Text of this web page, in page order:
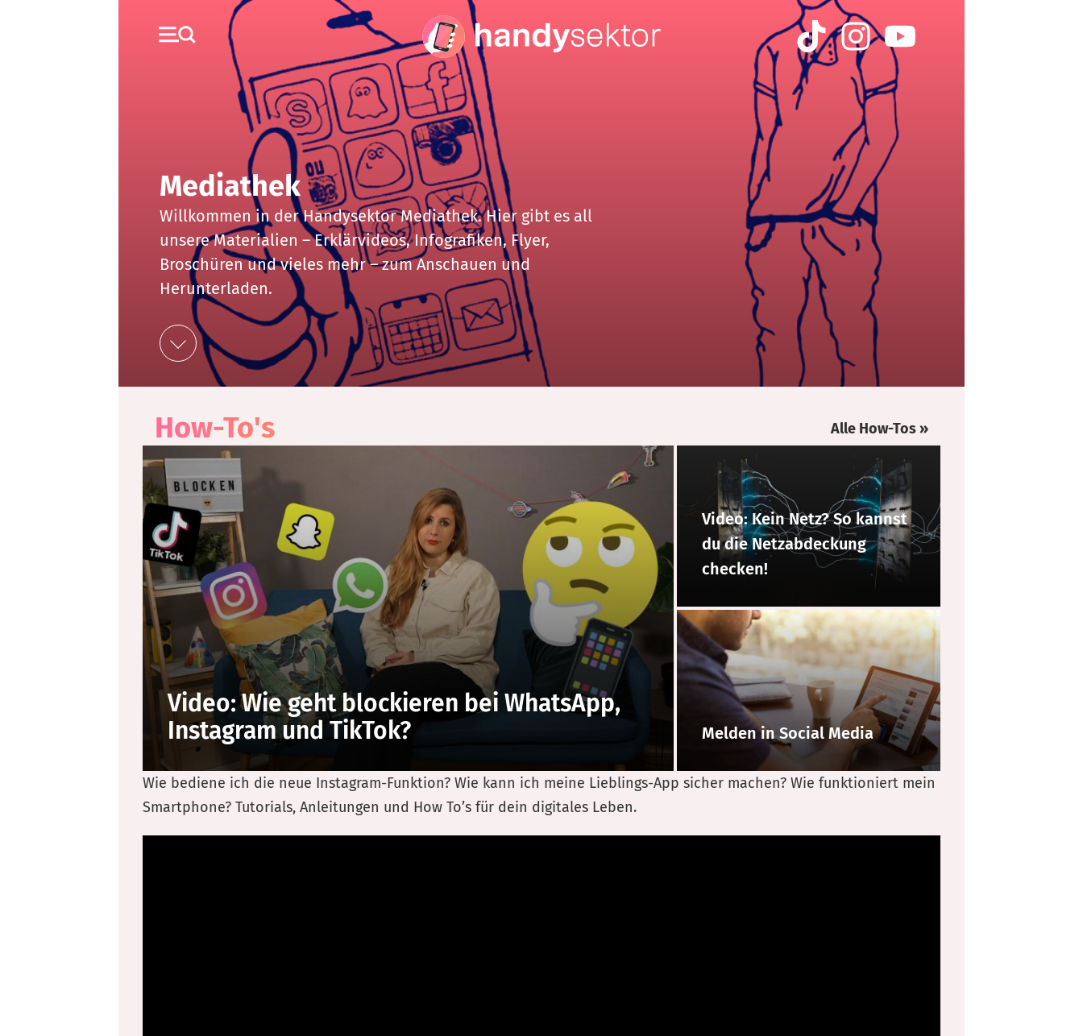
Mediathek
Willkommen in der Handysektor Mediathek. Hier gibt es all
unsere Materialien – Erklärvideos, Infografiken, Flyer,
Broschüren und vieles mehr – zum Anschauen und
Herunterladen.
How-To's Alle How-Tos »
Video: Wie geht blockieren bei WhatsApp,
Instagram und TikTok?
Video: Kein Netz? So kannst
du die Netzabdeckung
checken!
Melden in Social Media
Wie bediene ich die neue Instagram-Funktion? Wie kann ich meine Lieblings-App sicher machen? Wie funktioniert mein
Smartphone? Tutorials, Anleitungen und How To’s für dein digitales Leben.